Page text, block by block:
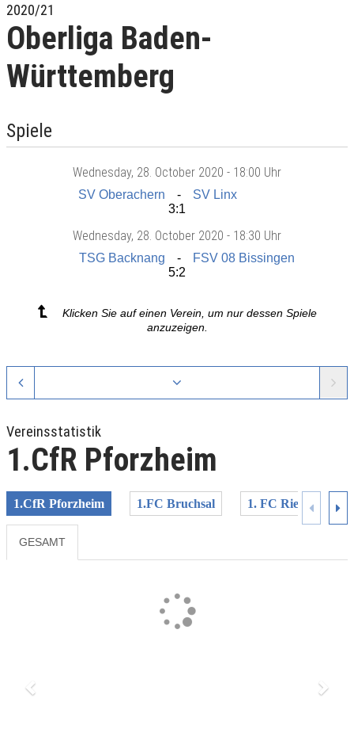
2020/21
Oberliga Baden-
Württemberg
Spiele
Wednesday, 28. October 2020 - 18:00 Uhr
SV Oberachern
SV Linx
3:1
Wednesday, 28. October 2020 - 18:30 Uhr
TSG Backnang
FSV 08 Bissingen
5:2
Klicken Sie auf einen Verein, um nur dessen Spiele
anzuzeigen.
Vereinsstatistik
1.CfR Pforzheim
1.CfR Pforzheim 1.FC Bruchsal 1. FC Rielasingen-
GESAMT